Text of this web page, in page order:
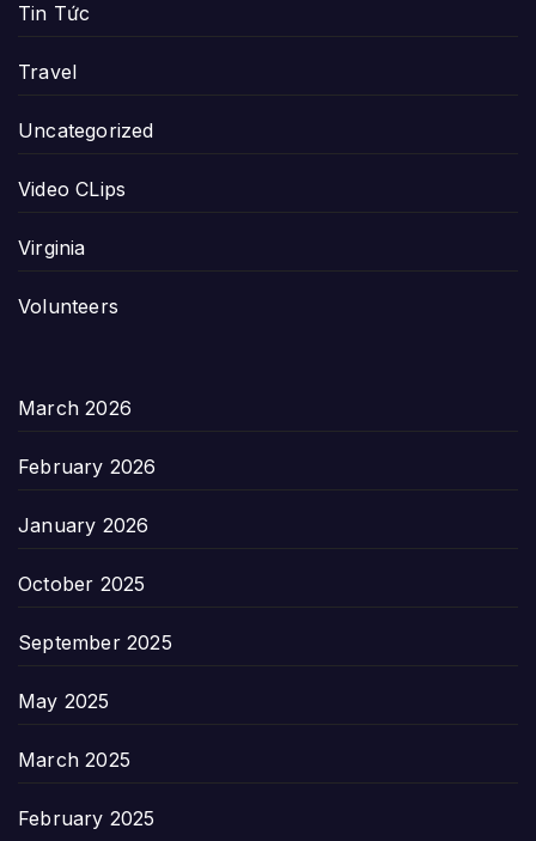
Tin Tức
Travel
Uncategorized
Video CLips
Virginia
Volunteers
March 2026
February 2026
January 2026
October 2025
September 2025
May 2025
March 2025
February 2025